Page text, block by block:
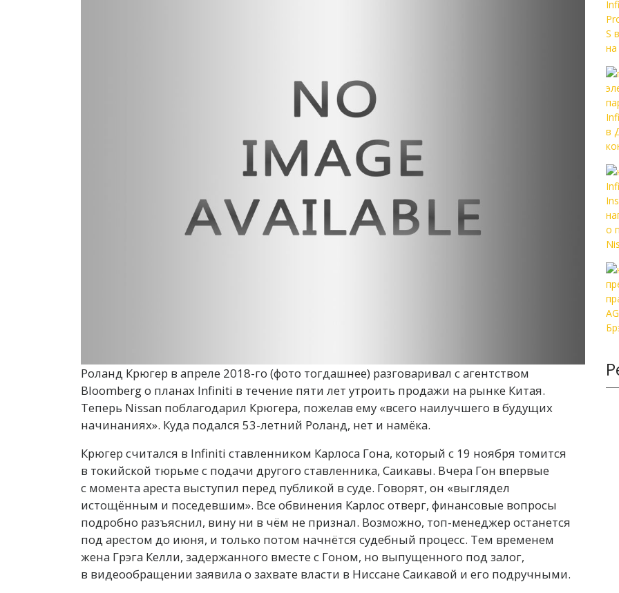
Роланд Крюгер в апреле 2018-го (фото тогдашнее) разговаривал с агентством
Bloomberg о планах Infiniti в течение пяти лет утроить продажи на рынке Китая.
Теперь Nissan поблагодарил Крюгера, пожелав ему «всего наилучшего в будущих
начинаниях». Куда подался 53-летний Роланд, нет и намёка.
Крюгер считался в Infiniti ставленником Карлоса Гона, который с 19 ноября томится
в токийской тюрьме с подачи другого ставленника, Саикавы. Вчера Гон впервые
с момента ареста выступил перед публикой в суде. Говорят, он «выглядел
истощённым и поседевшим». Все обвинения Карлос отверг, финансовые вопросы
подробно разъяснил, вину ни в чём не признал. Возможно, топ-менеджер останется
под арестом до июня, и только потом начнётся судебный процесс. Тем временем
жена Грэга Келли, задержанного вместе с Гоном, но выпущенного под залог,
в видеообращении заявила о захвате власти в Ниссане Саикавой и его подручными.